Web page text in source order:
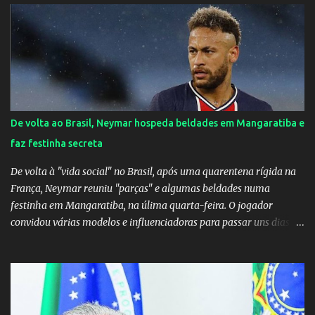
nenhum tipo de contato, nem de fã porque sou fã dele", disse
Huma Kimak. A influencer também contou que recebe diversos
ataques na internet desde a época em que foi contratada para
fazer a divulgação de uma live do Gusttavo Lima em Manaus,
capital do Amazonas. "Fui até o local onde seria o show, divulguei
e no dia seguinte foi feita a live que eu não pude ir, porque estava
me sentindo mal", explicou Huma. A notícia da separação de
Gusttavo Lima e Andressa Suita foi divulgada no dia 9 de outubro.
A relação chegou ao fim após cinco anos e houve rumores de uma
suposta traição do canto...
De volta ao Brasil, Neymar hospeda beldades em Mangaratiba e
faz festinha secreta
De volta à "vida social" no Brasil, após uma quarentena rígida na
França, Neymar reuniu "parças" e algumas beldades numa
festinha em Mangaratiba, na úlima quarta-feira. O jogador
convidou várias modelos e influenciadoras para passar uns dias
dentro do condomínio onde fica a mansão do craque do PSG.
Segundo uma fonte do EXTRA, a festa aconteceu ao som de muito
pagode e um show de Suel e do cantor pernambucano Robinho,